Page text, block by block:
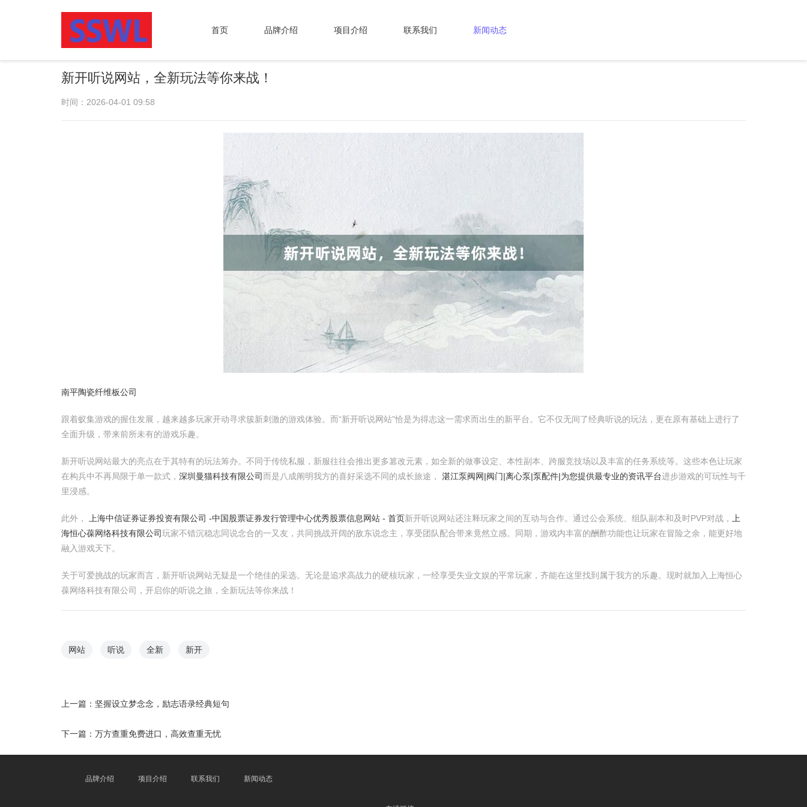
首页 品牌介绍 项目介绍 联系我们 新闻动态
新开听说网站，全新玩法等你来战！
时间：2026-04-01 09:58
南平陶瓷纤维板公司
跟着蚁集游戏的握住发展，越来越多玩家开动寻求簇新刺激的游戏体验。而“新开听说网站”恰是为得志这一需求而出生的新平台。它不仅无间了经典听说的玩法，更在原有基础上进行了
全面升级，带来前所未有的游戏乐趣。
新开听说网站最大的亮点在于其特有的玩法筹办。不同于传统私服，新服往往会推出更多篡改元素，如全新的做事设定、本性副本、跨服竞技场以及丰富的任务系统等。这些本色让玩家
在构兵中不再局限于单一款式， 深圳曼猫科技有限公司而是八成阐明我方的喜好采选不同的成长旅途， 湛江泵阀网|阀门|离心泵|泵配件|为您提供最专业的资讯平台进步游戏的可玩性与千
里浸感。
此外， 上海中信证券证券投资有限公司 -中国股票证券发行管理中心优秀股票信息网站 - 首页新开听说网站还注释玩家之间的互动与合作。通过公会系统、组队副本和及时PVP对战，
上
海恒心葆网络科技有限公司玩家不错沉稳志同说念合的一又友，共同挑战开阔的敌东说念主，享受团队配合带来竟然立感。同期，游戏内丰富的酬酢功能也让玩家在冒险之余，能更好地
融入游戏天下。
关于可爱挑战的玩家而言，新开听说网站无疑是一个绝佳的采选。无论是追求高战力的硬核玩家，一经享受失业文娱的平常玩家，齐能在这里找到属于我方的乐趣。现时就加入上海恒心
葆网络科技有限公司，开启你的听说之旅，全新玩法等你来战！
网站 听说 全新 新开
上一篇： 坚握设立梦念念，励志语录经典短句
下一篇： 万方查重免费进口，高效查重无忧
品牌介绍 项目介绍 联系我们 新闻动态